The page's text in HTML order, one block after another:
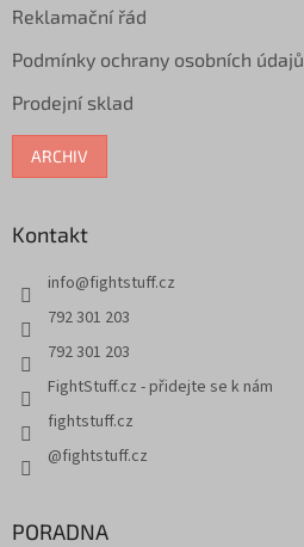
Reklamační řád
Podmínky ochrany osobních údajů
Prodejní sklad
ARCHIV
Kontakt
info@fightstuff.cz
792 301 203
792 301 203
FightStuff.cz - přidejte se k nám
fightstuff.cz
@fightstuff.cz
PORADNA